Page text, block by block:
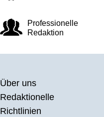
Professionelle
Redaktion
Über uns
Redaktionelle
Richtlinien